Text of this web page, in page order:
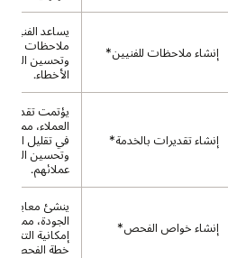
إنشاء ملاحظات للفنيين*
يساعد الفنيين
ملاحظات
وتحسين
الأخطاء.
إنشاء تقديرات بالخدمة*
يؤتمت تقدير
العملاء، مما
في تقليل
وتحسين
عملائهم.
إنشاء خواص الفحص*
ينشئ معايير
الجودة، مما
إمكانية التتبع
خطة الفحص.